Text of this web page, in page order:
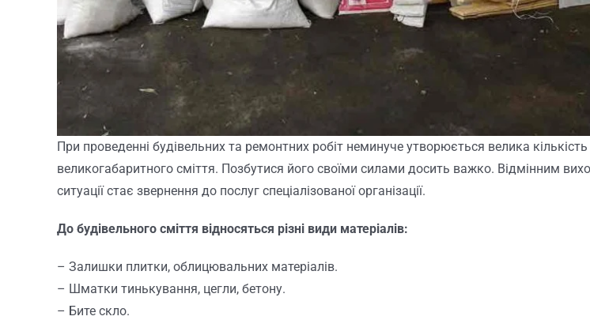
При проведенні будівельних та ремонтних робіт неминуче утворюється велика кількість
великогабаритного сміття. Позбутися його своїми силами досить важко. Відмінним
ситуації стає звернення до послуг спеціалізованої організації.
До будівельного сміття відносяться різні види матеріалів:
– Залишки плитки, облицювальних матеріалів.
– Шматки тинькування, цегли, бетону.
– Бите скло.